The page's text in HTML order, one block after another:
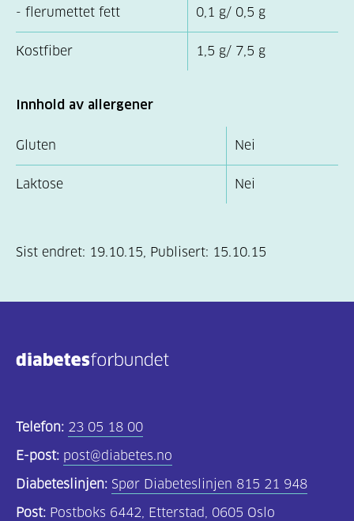
- flerumettet fett 0,1 g/ 0,5 g
Kostfiber 1,5 g/ 7,5 g
Innhold av allergener
Gluten Nei
Laktose Nei
Sist endret: 19.10.15, Publisert: 15.10.15
Telefon: 23 05 18 00
E-post: post@diabetes.no
Diabeteslinjen: Spør Diabeteslinjen 815 21 948
Post: Postboks 6442, Etterstad, 0605 Oslo